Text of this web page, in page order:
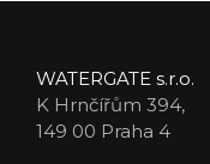
WATERGATE s.r.o.
K Hrnčířům 394,
149 00 Praha 4